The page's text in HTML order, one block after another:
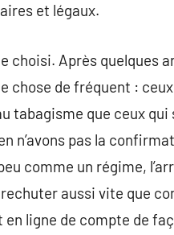
et légaux.
choisi. Après quelques
chose de fréquent :
tabagisme que ceux qui
n’avons pas la
comme un régime,
aussi vite que
ligne de compte de